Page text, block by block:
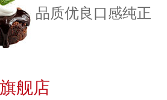
品质优良 口感纯正
舰店